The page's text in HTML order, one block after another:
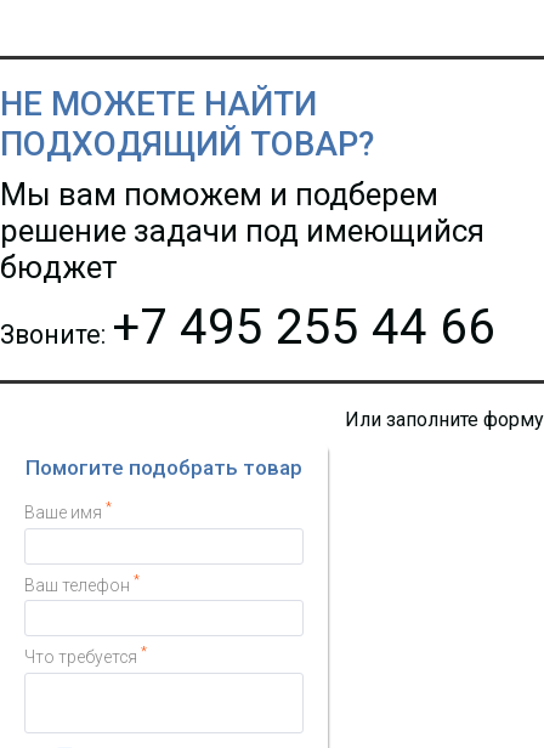
НЕ МОЖЕТЕ НАЙТИ
ПОДХОДЯЩИЙ ТОВАР?
Мы вам поможем и подберем
решение задачи под имеющийся
бюджет
Звоните: +7 495 255 44 66
Или заполните форму
Помогите подобрать товар
Ваше имя *
Ваш телефон *
Что требуется *